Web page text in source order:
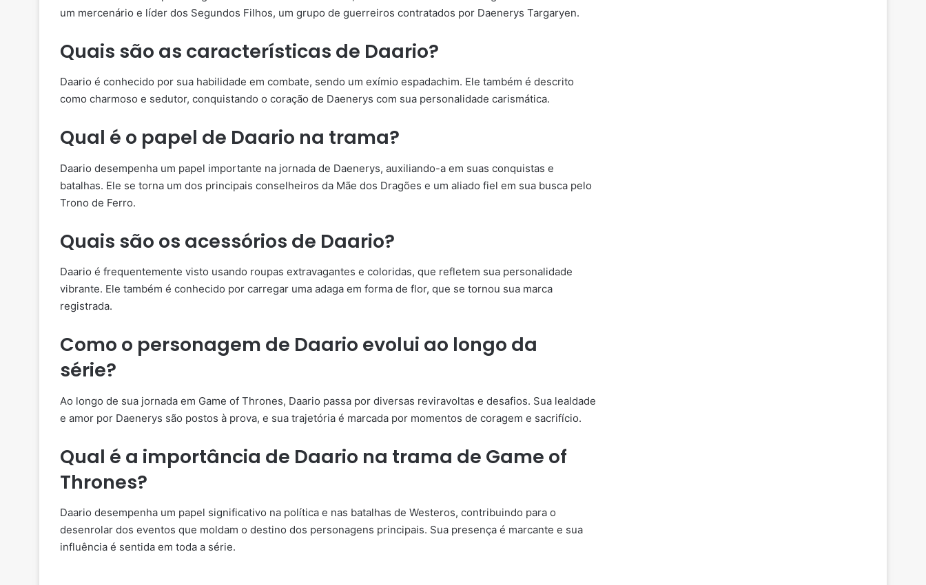
um mercenário e líder dos Segundos Filhos, um grupo de guerreiros contratados por Daenerys Targaryen.
Quais são as características de Daario?
Daario é conhecido por sua habilidade em combate, sendo um exímio espadachim. Ele também é descrito
como charmoso e sedutor, conquistando o coração de Daenerys com sua personalidade carismática.
Qual é o papel de Daario na trama?
Daario desempenha um papel importante na jornada de Daenerys, auxiliando-a em suas conquistas e
batalhas. Ele se torna um dos principais conselheiros da Mãe dos Dragões e um aliado fiel em sua busca pelo
Trono de Ferro.
Quais são os acessórios de Daario?
Daario é frequentemente visto usando roupas extravagantes e coloridas, que refletem sua personalidade
vibrante. Ele também é conhecido por carregar uma adaga em forma de flor, que se tornou sua marca
registrada.
Como o personagem de Daario evolui ao longo da
série?
Ao longo de sua jornada em Game of Thrones, Daario passa por diversas reviravoltas e desafios. Sua lealdade
e amor por Daenerys são postos à prova, e sua trajetória é marcada por momentos de coragem e sacrifício.
Qual é a importância de Daario na trama de Game of
Thrones?
Daario desempenha um papel significativo na política e nas batalhas de Westeros, contribuindo para o
desenrolar dos eventos que moldam o destino dos personagens principais. Sua presença é marcante e sua
influência é sentida em toda a série.